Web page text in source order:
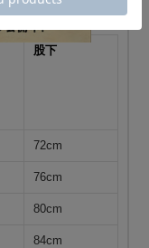
股下
72cm
76cm
80cm
84cm